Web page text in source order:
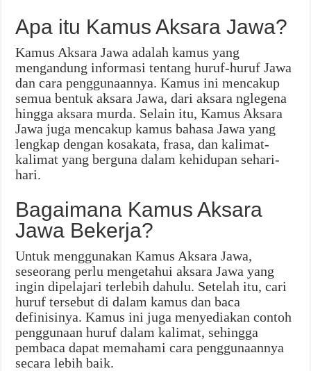
Apa itu Kamus Aksara Jawa?
Kamus Aksara Jawa adalah kamus yang
mengandung informasi tentang huruf-huruf Jawa
dan cara penggunaannya. Kamus ini mencakup
semua bentuk aksara Jawa, dari aksara nglegena
hingga aksara murda. Selain itu, Kamus Aksara
Jawa juga mencakup kamus bahasa Jawa yang
lengkap dengan kosakata, frasa, dan kalimat-
kalimat yang berguna dalam kehidupan sehari-
hari.
Bagaimana Kamus Aksara
Jawa Bekerja?
Untuk menggunakan Kamus Aksara Jawa,
seseorang perlu mengetahui aksara Jawa yang
ingin dipelajari terlebih dahulu. Setelah itu, cari
huruf tersebut di dalam kamus dan baca
definisinya. Kamus ini juga menyediakan contoh
penggunaan huruf dalam kalimat, sehingga
pembaca dapat memahami cara penggunaannya
secara lebih baik.